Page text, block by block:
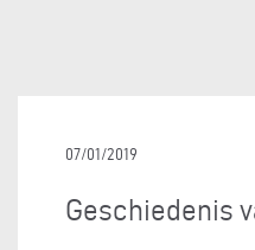
07/01/2019
Geschiedenis